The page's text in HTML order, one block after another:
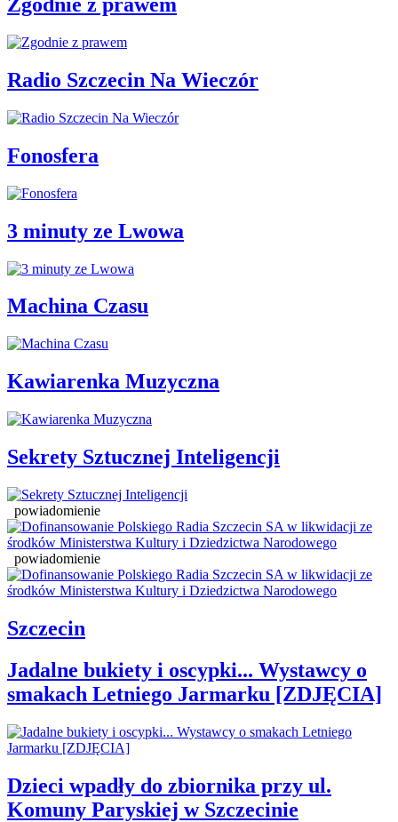
Zgodnie z prawem
Radio Szczecin Na Wieczór
Fonosfera
3 minuty ze Lwowa
Machina Czasu
Kawiarenka Muzyczna
Sekrety Sztucznej Inteligencji
powiadomienie
powiadomienie
Szczecin
Jadalne bukiety i oscypki... Wystawcy o
smakach Letniego Jarmarku [ZDJĘCIA]
Dzieci wpadły do zbiornika przy ul.
Komuny Paryskiej w Szczecinie